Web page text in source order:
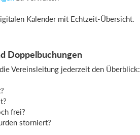
Kalender mit Echtzeit-Übersicht.
Doppelbuchungen
Vereinsleitung jederzeit den Überblick:
frei?
storniert?